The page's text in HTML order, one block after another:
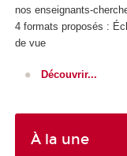
nos enseignants-
4 formats proposés :
de vue
Découvrir...
À la une